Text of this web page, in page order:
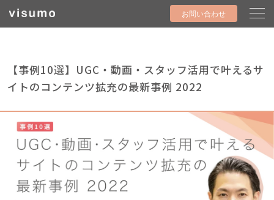
お問い合わせ
【事例10選】UGC・動画・スタッフ活用で叶えるサ
イトのコンテンツ拡充の最新事例 2022